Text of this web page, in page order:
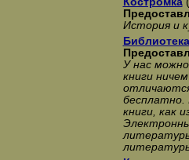
История и
У нас
книги
бесплатно.
книги, как